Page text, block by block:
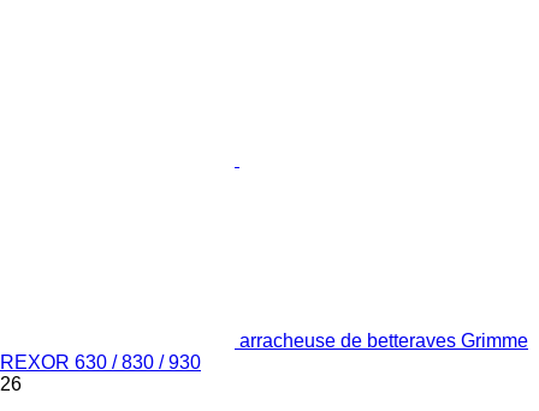
arracheuse de betteraves Grimme
REXOR 630 / 830 / 930
26